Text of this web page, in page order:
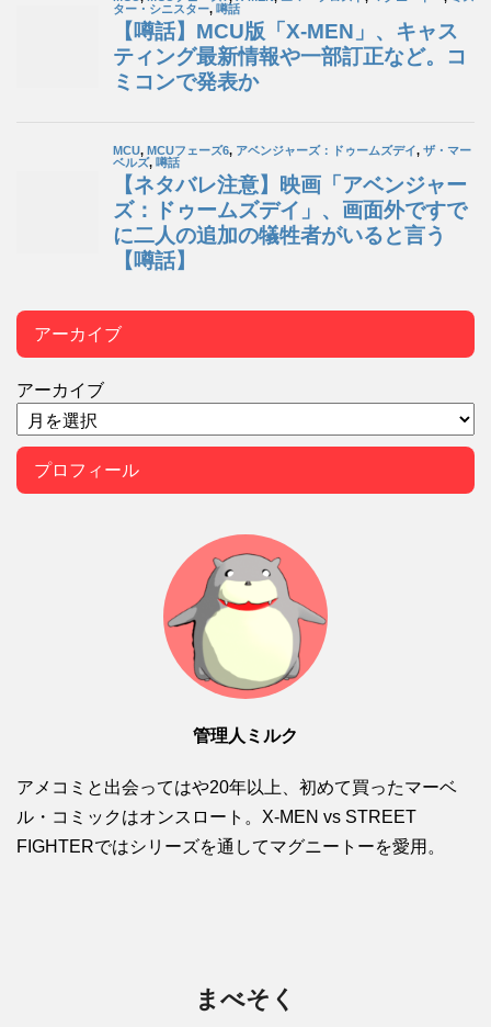
アーカイブ
アーカイブ
プロフィール
管理人ミルク
アメコミと出会ってはや20年以上、初めて買ったマーベ
ル・コミックはオンスロート。X-MEN vs STREET
FIGHTERではシリーズを通してマグニートーを愛用。
まべそく